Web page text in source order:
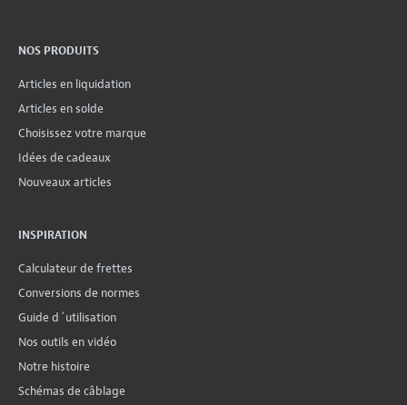
NOS PRODUITS
Articles en liquidation
Articles en solde
Choisissez votre marque
Idées de cadeaux
Nouveaux articles
INSPIRATION
Calculateur de frettes
Conversions de normes
Guide d´utilisation
Nos outils en vidéo
Notre histoire
Schémas de câblage